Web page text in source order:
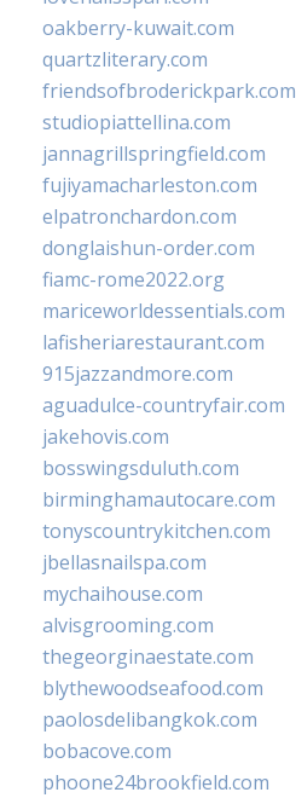
oakberry-kuwait.com
quartzliterary.com
friendsofbroderickpark.com
studiopiattellina.com
jannagrillspringfield.com
fujiyamacharleston.com
elpatronchardon.com
donglaishun-order.com
fiamc-rome2022.org
mariceworldessentials.com
lafisheriarestaurant.com
915jazzandmore.com
aguadulce-countryfair.com
jakehovis.com
bosswingsduluth.com
birminghamautocare.com
tonyscountrykitchen.com
jbellasnailspa.com
mychaihouse.com
alvisgrooming.com
thegeorginaestate.com
blythewoodseafood.com
paolosdelibangkok.com
bobacove.com
phoone24brookfield.com